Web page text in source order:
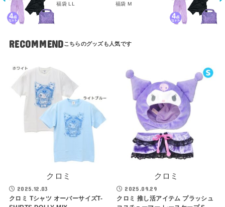
福袋 LL
福袋 M
RECOMMEND
クロミ
2025.12.03
クロミ Tシャツ オーバーサイズT-
クロミ
2025.09.29
クロミ 推し活アイテム プラッシュ